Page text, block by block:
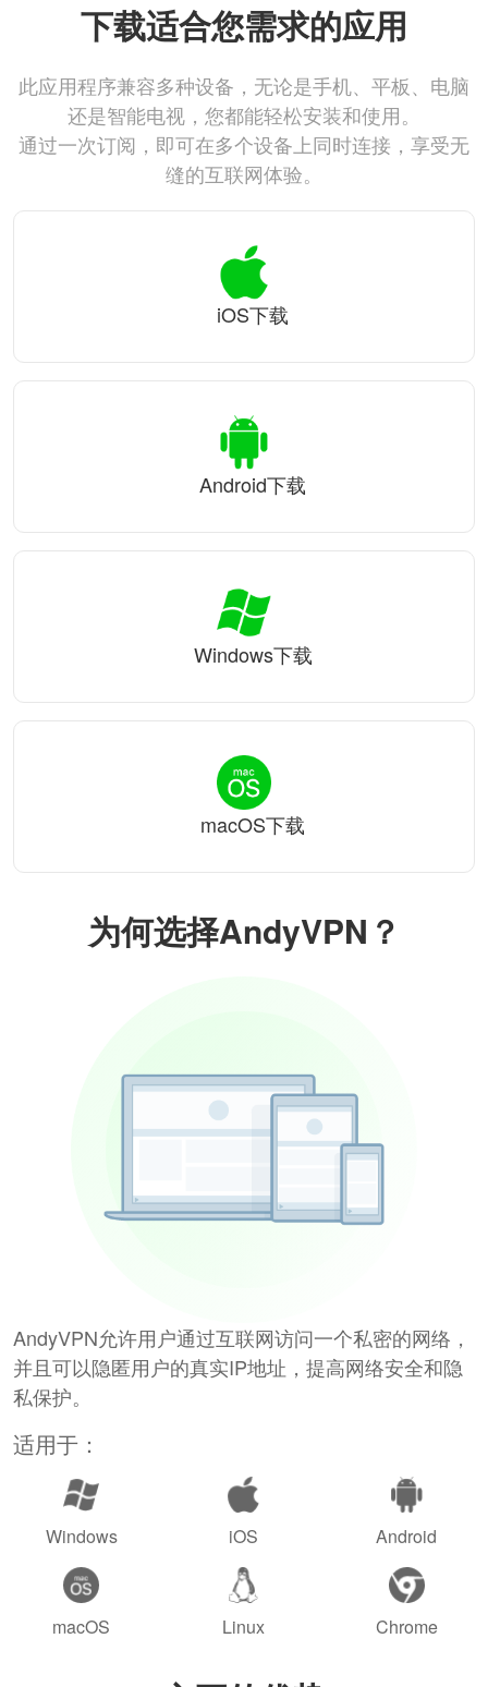
为何选择AndyVPN？
AndyVPN允许用户通过互联网访问一个私密的网络，
并且可以隐匿用户的真实IP地址，提高网络安全和隐
私保护。
适用于：
Windows iOS Android
macOS Linux Chrome
下载适合您需求的应用
此应用程序兼容多种设备，无论是手机、平板、电脑
还是智能电视，您都能轻松安装和使用。
通过一次订阅，即可在多个设备上同时连接，享受无
缝的互联网体验。
iOS下载
Android下载
Windows下载
macOS下载